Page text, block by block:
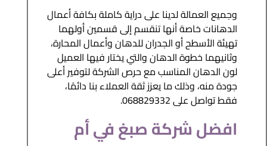
وجميع العمالة لدينا على دراية كاملة بكافة أعمال
الدهانات خاصة أنها تنقسم إلى قسمين أولهما
تهيئة الأسطح أو الجدران للدهان وأعمال المحارة،
وثانيهما خطوة الدهان والتي يختار فيها العميل
لون الدهان المناسب مع حرص الشركة لتوفير أعلى
جودة منه، وذلك ما يعزز ثقة العملاء بنا دائمًا،
فقط تواصل على 068829332.
افضل شركة صبغ في أم